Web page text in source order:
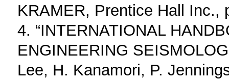
KRAMER, Prentice Hall Inc.,
4. “INTERNATIONAL
ENGINEERING
Lee, H. Kanamori, P.